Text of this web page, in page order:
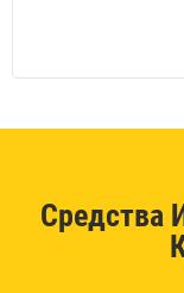
Средства